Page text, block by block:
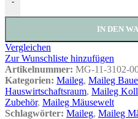
IN DEN
Vergleichen
Zur Wunschliste hinzufügen
Artikelnummer: MG-11-3102-
Kategorien: Maileg, Maileg
Hauswirtschaftsraum, Maileg
Zubehör, Maileg Mäusewelt
Schlagwörter: Maileg, Maileg